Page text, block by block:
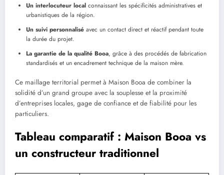
Un interlocuteur local connaissant les spécificités administratives et
urbanistiques de la région.
Un suivi personnalisé avec un contact direct et réactif pendant toute
la durée du projet.
La garantie de la qualité Booa, grâce à des procédés de fabrication
standardisés et un encadrement technique de la maison mère.
Ce maillage territorial permet à Maison Booa de combiner la
solidité d’un grand groupe avec la souplesse et la proximité
d’entreprises locales, gage de confiance et de fiabilité pour les
particuliers.
Tableau comparatif : Maison Booa vs
un constructeur traditionnel